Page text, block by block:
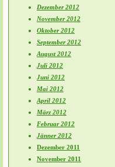
Dezember 2012
November 2012
Oktober 2012
September 2012
August 2012
Juli 2012
Juni 2012
Mai 2012
April 2012
März 2012
Februar 2012
Jänner 2012
Dezember 2011
November 2011